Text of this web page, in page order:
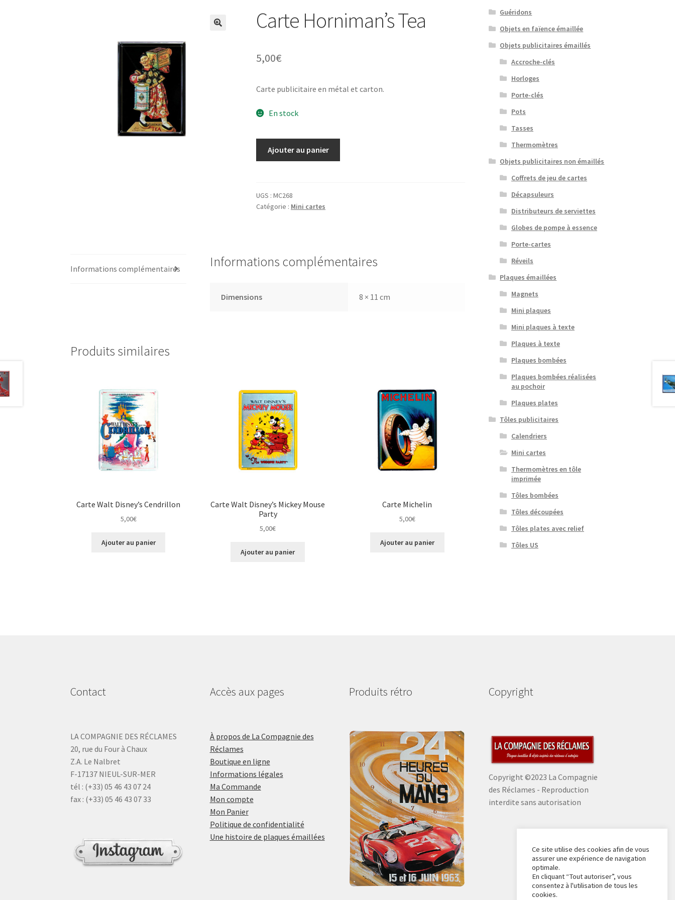
Carte Horniman’s Tea
5,00€
Carte publicitaire en métal et carton.
En stock
Tea
Ajouter au panier
UGS :MC268
Catégorie : Mini cartes
Informations complémentaires Informations complémentaires
Dimensions 8 × 11 cm
Produits similaires
Carte Walt Disney’s Cendrillon
5,00€
Ajouter au panier
Carte Walt Disney’s Mickey Mouse
Party
5,00€
Ajouter au panier
Carte Michelin
5,00€
Ajouter au panier
Guéridons
Objets en faïence émaillée
Objets publicitaires émaillés
Accroche-clés
Horloges
Porte-clés
Pots
Tasses
Thermomètres
Objets publicitaires non émaillés
Coffrets de jeu de cartes
Décapsuleurs
Distributeurs de serviettes
Globes de pompe à essence
Porte-cartes
Réveils
Plaques émaillées
Magnets
Mini plaques
Mini plaques à texte
Plaques à texte
Plaques bombées
Plaques bombées réalisées
au pochoir
Plaques plates
Tôles publicitaires
Calendriers
Mini cartes
Thermomètres en tôle
imprimée
Tôles bombées
Tôles découpées
Tôles plates avec relief
Tôles US
Contact
LA COMPAGNIE DES RÉCLAMES
20, rue du Four à Chaux
Z.A. Le Nalbret
F-17137 NIEUL-SUR-MER
tél : (+33) 05 46 43 07 24
fax : (+33) 05 46 43 07 33
Accès aux pages
À propos de La Compagnie des
Réclames
Boutique en ligne
Informations légales
Ma Commande
Mon compte
Mon Panier
Politique de confidentialité
Une histoire de plaques émaillées
Produits rétro Copyright
Copyright ©2023 La Compagnie
des Réclames - Reproduction
interdite sans autorisation
Ce site utilise des cookies afin de vous
assurer une expérience de navigation
optimale.
En cliquant “Tout autoriser”, vous
consentez à l'utilisation de tous les
cookies.